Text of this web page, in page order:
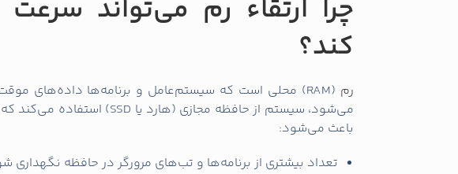
چرا ارتقاء رم می‌تواند
کند؟
رم (RAM) محلی است که سیستم‌عامل و برنامه‌ها داده‌های موقت را نگهداری می‌کنند. وقتی
می‌شود، سیستم از حافظه مجازی (هارد یا SSD) استفاده می‌کند که بسیار کندتر از
باعث می‌شود:
تعداد بیشتری از برنامه‌ها و تب‌های مرورگر در حافظه نگهداری